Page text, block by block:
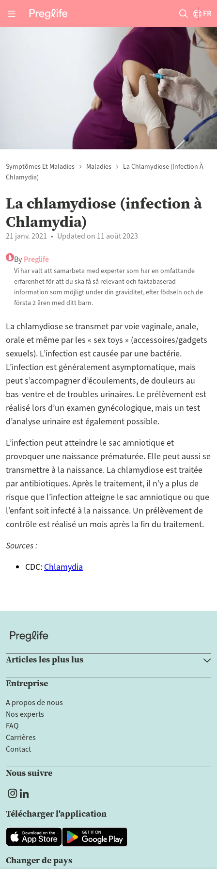
FR
Symptômes Et Maladies Maladies
La Chlamydiose (infection À
Chlamydia)
La chlamydiose (infection à
Chlamydia)
21 janv. 2021 Updated on 11 août 2023
By Preglife
Vi har valt att samarbeta med experter som har en omfattande
erfarenhet för att du ska få så relevant och faktabaserad
information som möjligt under din graviditet, efter födseln och de
första 2 åren med ditt barn.
La chlamydiose se transmet par voie vaginale, anale,
orale et même par les « sex toys » (accessoires/gadgets
sexuels). L’infection est causée par une bactérie.
L’infection est généralement asymptomatique, mais
peut s’accompagner d’écoulements, de douleurs au
bas-ventre et de troubles urinaires. Le prélèvement est
réalisé lors d’un examen gynécologique, mais un test
d’analyse urinaire est également possible.
L’infection peut atteindre le sac amniotique et
provoquer une naissance prématurée. Elle peut aussi se
transmettre à la naissance. La chlamydiose est traitée
par antibiotiques. Après le traitement, il n’y a plus de
risque que l’infection atteigne le sac amniotique ou que
l’enfant soit infecté à la naissance. Un prélèvement de
contrôle est réalisé un mois après la fin du traitement.
Sources :
CDC:Chlamydia
Articles les plus lus
Entreprise
A propos de nous
Nos experts
FAQ
Carrières
Contact
Nous suivre
Télécharger l'application
Changer de pays